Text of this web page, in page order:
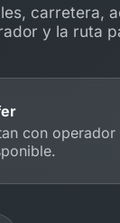
carretera,
y la ruta
con